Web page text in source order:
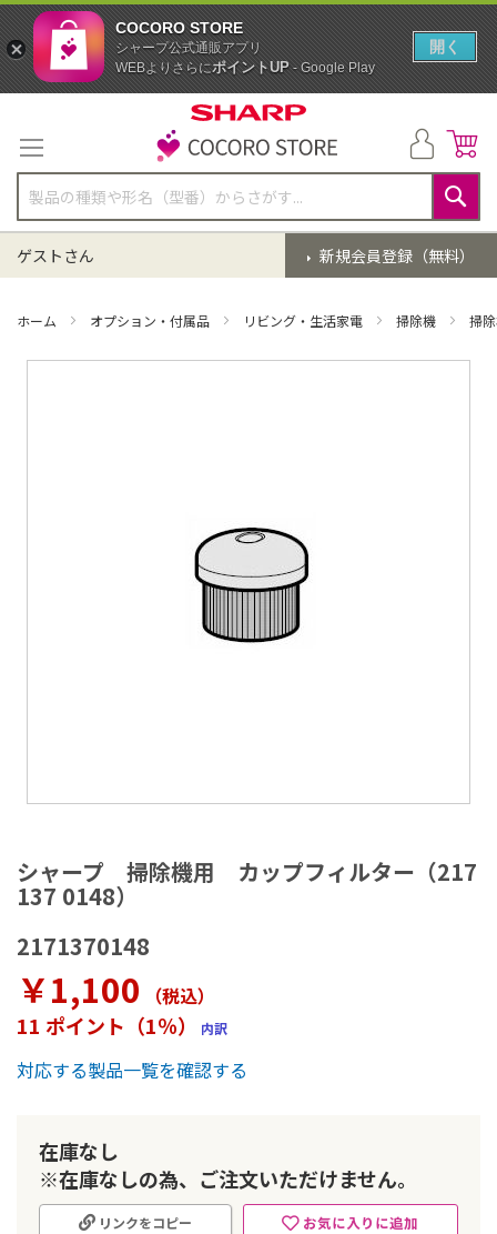
テ
ン
ツ
に
ス
キ
ッ
検
索
新規会員登録（無料）
ゲストさん
ホーム オプション・付属品 リビング・生活家電 掃除機 掃
シャープ 掃除機用 カップフィルター（217
137 0148）
2171370148
￥1,100 （税込）
11 ポイント（1％） 内訳
対応する製品一覧を確認する
在庫なし
※在庫なしの為、ご注文いただけません。
お気に入りに追加
リンクをコピー
メ
ー
ジ
ャ
リ
ー
の
最
初
動
COCORO STORE
シャープ公式通販アプリ
WEBよりさらにポイントUP- Google Play
開く